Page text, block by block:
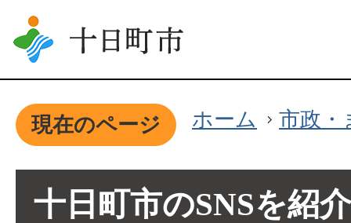
現在のページ ホーム 市政・
十日町市のSNSを紹